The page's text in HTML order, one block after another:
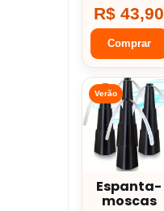
R$ 43,90
Comprar
Verão
Espanta-
moscas